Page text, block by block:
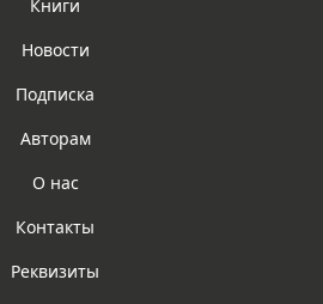
Книги
Новости
Подписка
Авторам
О нас
Контакты
Реквизиты